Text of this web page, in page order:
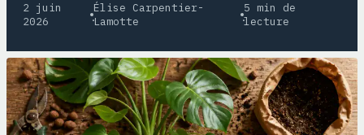
2 juin
2026
·
Élise Carpentier-
Lamotte
·
5 min de
lecture